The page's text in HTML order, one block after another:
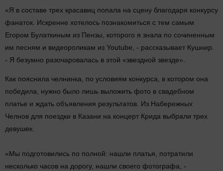
«Я в составе трех красавиц попала на сцену благодаря конкурсу
фанаток. Искренне хотелось познакомиться с тем самым
Егором Булаткиным из Пензы, которого я знала по сочиненным
им песням и видеороликам из Youtube, - рассказывает Кушнир.
- Я безумно разочаровалась в этой «звездной звезде».
Как пояснила челнинка, по условиям конкурса, в котором она
победила, нужно было лишь выложить фото в свадебном
платье и ждать объявления результатов. Из Набережных
Челнов для поездки в Казани на концерт Крида выбрали трех
девушек.
«Мы подготовились по полной: нашли платья, потратили
несколько часов на дорогу, нашли своего фотографа, -